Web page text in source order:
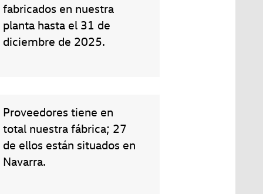
fabricados en nuestra
planta hasta el 31 de
diciembre de 2025.
Proveedores tiene en
total nuestra fábrica; 27
de ellos están situados en
Navarra.